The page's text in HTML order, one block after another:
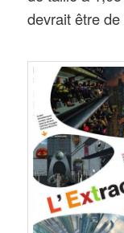
devrait être